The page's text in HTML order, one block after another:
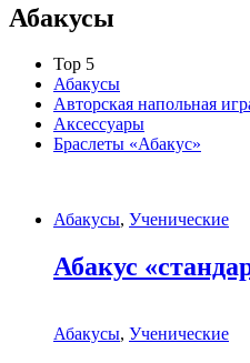
Абакусы
Top 5
Абакусы
Авторская напольная
Аксессуары
Браслеты «Абакус»
Абакусы, Ученические
Абакус
Абакусы, Ученические